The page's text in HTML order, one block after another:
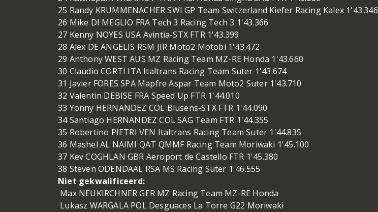
25 Randy KRUMMENACHER SWI GP Team Switzerland Kiefer Racing Kalex 1'43.346
26 Mike DI MEGLIO FRA Tech 3 Racing Tech 3 1'43.366
27 Kenny NOYES USA Avintia-STX FTR 1'43.399
28 Alex DE ANGELIS RSM JIR Moto2 Motobi 1'43.472
29 Anthony WEST AUS MZ Racing Team MZ-RE Honda 1'43.660
30 Claudio CORTI ITA Italtrans Racing Team Suter 1'43.674
31 Javier FORES SPA Mapfre Aspar Team Moto2 Suter 1'43.710
32 Valentin DEBISE FRA Speed Up FTR 1'44.010
33 Yonny HERNANDEZ COL Blusens-STX FTR 1'44.090
34 Santiago HERNANDEZ COL SAG Team FTR 1'44.355
35 Robertino PIETRI VEN Italtrans Racing Team Suter 1'44.835
36 Mashel AL NAIMI QAT QMMF Racing Team Moriwaki 1'45.100
37 Kev COGHLAN GBR Aeroport de Castello FTR 1'45.380
38 Steven ODENDAAL RSA MS Racing Suter 1'46.555
Niet gekwalificeerd:
Max NEUKIRCHNER GER MZ Racing Team MZ-RE Honda
Lukasz WARGALA POL Desguaces La Torre G22 Moriwaki